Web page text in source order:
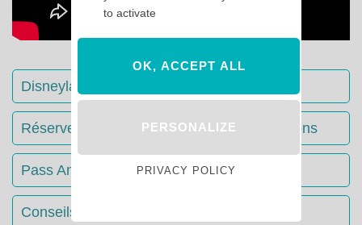
Disneyland Paris : Le guide complet
Réserver votre séjour : toutes les informations
Pass Annuels Disney : informations
Conseils & Astuces Disneyland Paris
to activate
OK, ACCEPT ALL
PERSONALIZE
PRIVACY POLICY